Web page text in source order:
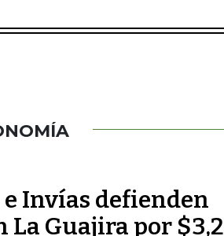
Invías defienden
La Guajira por $3,2